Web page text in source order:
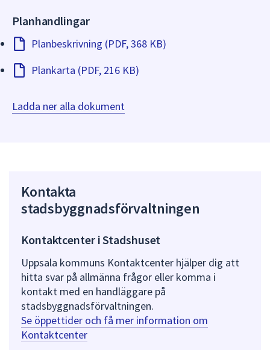
Planhandlingar
Planbeskrivning (PDF, 368 KB)
Plankarta (PDF, 216 KB)
Ladda ner alla dokument
Kontakta
stadsbyggnadsförvaltningen
Kontaktcenter i Stadshuset
Uppsala kommuns Kontaktcenter hjälper dig att
hitta svar på allmänna frågor eller komma i
kontakt med en handläggare på
stadsbyggnadsförvaltningen.
Se öppettider och få mer information om
Kontaktcenter